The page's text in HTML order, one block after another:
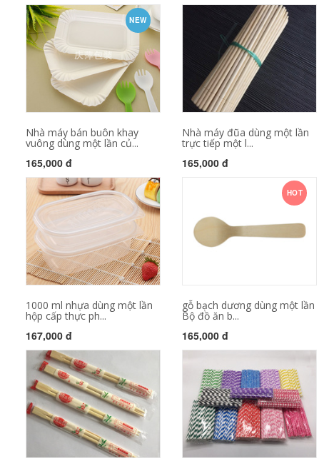
NEW
Nhà máy bán buôn khay
vuông dùng một lần củ...
165,000 đ
Nhà máy đũa dùng một lần
trực tiếp một l...
165,000 đ
1000 ml nhựa dùng một lần
hộp cấp thực ph...
167,000 đ
HOT
gỗ bạch dương dùng một lần
Bộ đồ ăn b...
165,000 đ